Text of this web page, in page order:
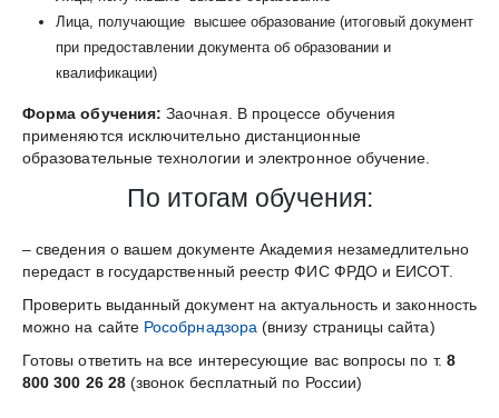
Лица, получающие высшее образование (итоговый документ
при предоставлении документа об образовании и
квалификации)
Форма обучения: Заочная. В процессе обучения
применяются исключительно дистанционные
образовательные технологии и электронное обучение.
По итогам обучения:
– сведения о вашем документе Академия незамедлительно
передаст в государственный реестр ФИС ФРДО и ЕИСОТ.
Проверить выданный документ на актуальность и законность
можно на сайте Рособрнадзора (внизу страницы сайта)
Готовы ответить на все интересующие вас вопросы по т. 8
800 300 26 28(звонок бесплатный по России)